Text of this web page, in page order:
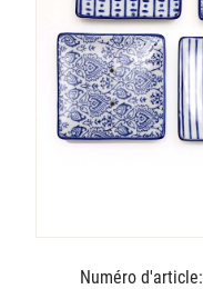
Numéro d'article: